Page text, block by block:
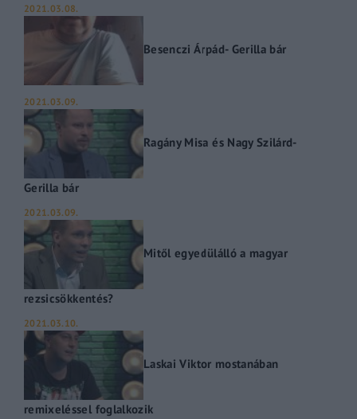
2021.03.08.
Besenczi Árpád- Gerilla bár
2021.03.09.
Ragány Misa és Nagy Szilárd-
Gerilla bár
2021.03.09.
Mitől egyedülálló a magyar
rezsicsökkentés?
2021.03.10.
Laskai Viktor mostanában
remixeléssel foglalkozik